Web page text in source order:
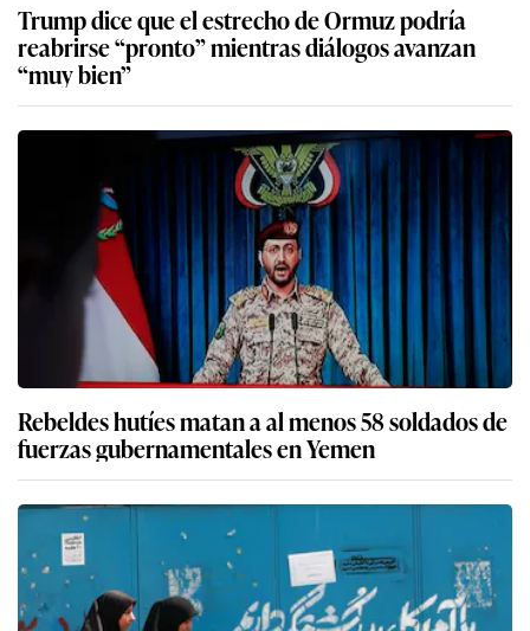
Trump dice que el estrecho de Ormuz podría
reabrirse “pronto” mientras diálogos avanzan
“muy bien”
Rebeldes hutíes matan a al menos 58 soldados de
fuerzas gubernamentales en Yemen